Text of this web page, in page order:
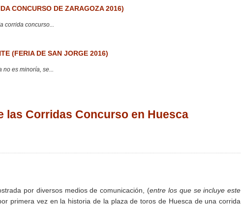
CONCURSO DE ZARAGOZA 2016)
corrida concurso...
(FERIA DE SAN JORGE 2016)
no es minoría, se...
las Corridas Concurso en Huesca
por diversos medios de comunicación, (entre los que se incluye este
primera vez en la historia de la plaza de toros de Huesca de una corrida